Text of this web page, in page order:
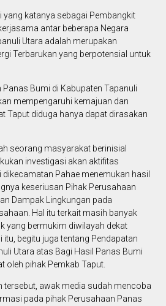
katanya sebagai Pembangkit
antar beberapa Negara
Utara adalah merupakan
Terbarukan yang berpotensial untuk
Bumi di Kabupaten Tapanuli
mempengaruhi kemajuan dan
Taput diduga hanya dapat dirasakan
seorang masyarakat berinisial
investigasi akan aktifitas
Pahae menemukan hasil
keseriusan Pihak Perusahaan
Dampak Lingkungan pada
Hal itu terkait masih banyak
yang bermukim diwilayah dekat
begitu juga tentang Pendapatan
Utara atas Bagi Hasil Panas Bumi
oleh pihak Pemkab Taput.
tersebut, awak media sudah mencoba
pada pihak Perusahaan Panas